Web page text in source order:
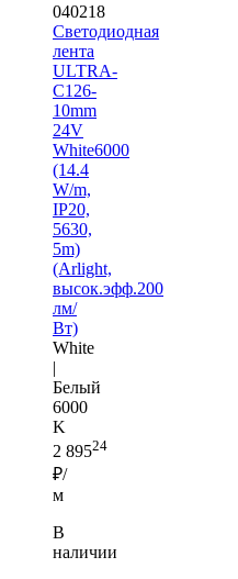
040218
Светодиодная
лента
ULTRA-
C126-
10mm
24V
White6000
(14.4
W/m,
IP20,
5630,
5m)
(Arlight,
высок.эфф.200
лм/
Вт)
White
|
Белый
6000
K
2 89524
₽/
м
В
наличии